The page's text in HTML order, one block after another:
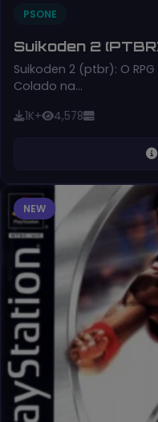
PSONE
Suikoden 2
Suikoden 2 (ptbr): O
Colado na…
1K+ 4,578
NEW